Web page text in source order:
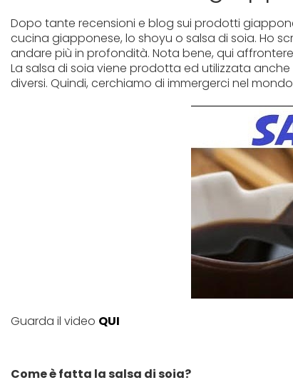
Dopo tante recensioni e blog sui prodotti
cucina giapponese, lo shoyu o salsa di soia. Ho
andare più in profondità. Nota bene, qui
La salsa di soia viene prodotta ed utilizzata
diversi. Quindi, cerchiamo di immergerci nel
Guarda il video QUI
Come è fatta la salsa di soia?